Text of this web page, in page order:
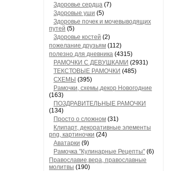
Здоровье сердца (7)
Здоровые уши (5)
Здоровье почек и мочевыводящих
путей (5)
Здоровье костей (2)
пожелание друзьям (112)
полезно для дневника (4315)
РАМОЧКИ С ДЕВУШКАМИ (2931)
ТЕКСТОВЫЕ РАМОЧКИ (485)
СХЕМЫ (395)
Рамочки, схемы,декор Новогодние
(163)
ПОЗДРАВИТЕЛЬНЫЕ РАМОЧКИ
(134)
Просто о сложном (31)
Клипарт, декоративные элементы
png, картиночки (24)
Аватарки (9)
Рамочка "Кулинарные Рецепты" (6)
Православие,вера, православные
молитвы (190)